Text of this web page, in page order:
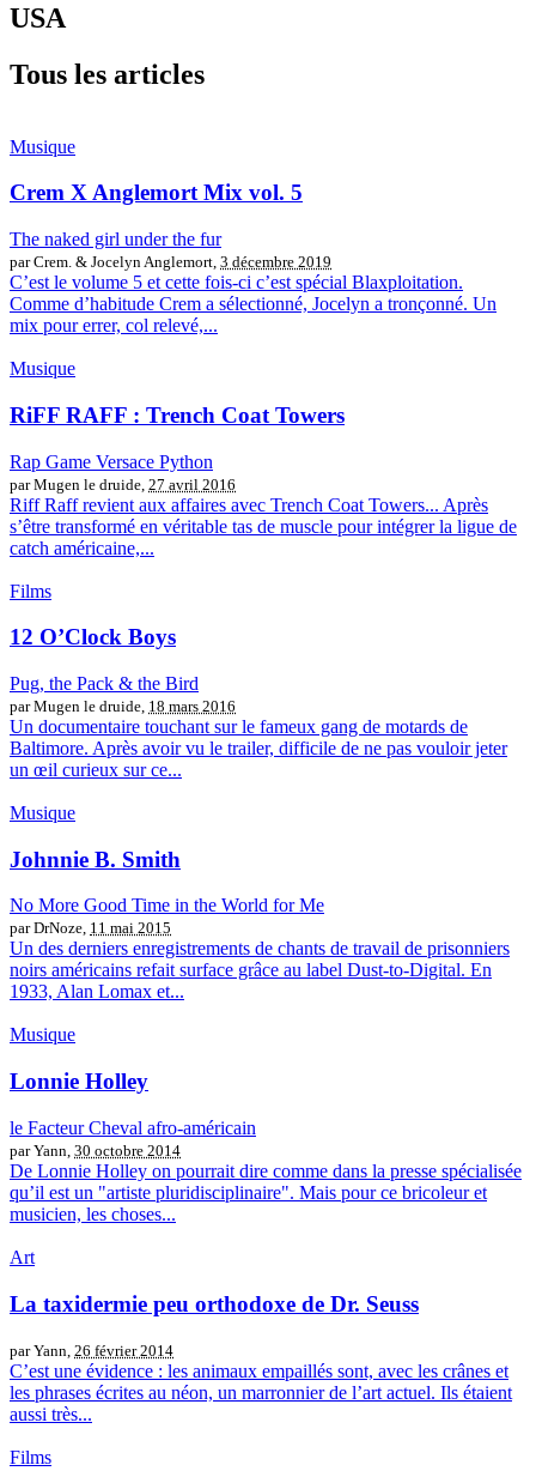
USA
Tous les articles
Musique
Crem X Anglemort Mix vol. 5
The naked girl under the fur
par Crem. & Jocelyn Anglemort, 3 décembre 2019
C’est le volume 5 et cette fois-ci c’est spécial Blaxploitation.
Comme d’habitude Crem a sélectionné, Jocelyn a tronçonné. Un
mix pour errer, col relevé,...
Musique
RiFF RAFF : Trench Coat Towers
Rap Game Versace Python
par Mugen le druide, 27 avril 2016
Riff Raff revient aux affaires avec Trench Coat Towers... Après
s’être transformé en véritable tas de muscle pour intégrer la ligue de
catch américaine,...
Films
12 O’Clock Boys
Pug, the Pack & the Bird
par Mugen le druide, 18 mars 2016
Un documentaire touchant sur le fameux gang de motards de
Baltimore. Après avoir vu le trailer, difficile de ne pas vouloir jeter
un œil curieux sur ce...
Musique
Johnnie B. Smith
No More Good Time in the World for Me
par DrNoze, 11 mai 2015
Un des derniers enregistrements de chants de travail de prisonniers
noirs américains refait surface grâce au label Dust-to-Digital. En
1933, Alan Lomax et...
Musique
Lonnie Holley
le Facteur Cheval afro-américain
par Yann, 30 octobre 2014
De Lonnie Holley on pourrait dire comme dans la presse spécialisée
qu’il est un "artiste pluridisciplinaire". Mais pour ce bricoleur et
musicien, les choses...
Art
La taxidermie peu orthodoxe de Dr. Seuss
par Yann, 26 février 2014
C’est une évidence : les animaux empaillés sont, avec les crânes et
les phrases écrites au néon, un marronnier de l’art actuel. Ils étaient
aussi très...
Films